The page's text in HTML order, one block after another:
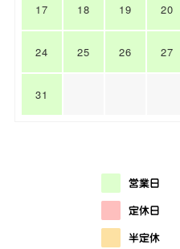
17 18 19 20
24 25 26 27
31